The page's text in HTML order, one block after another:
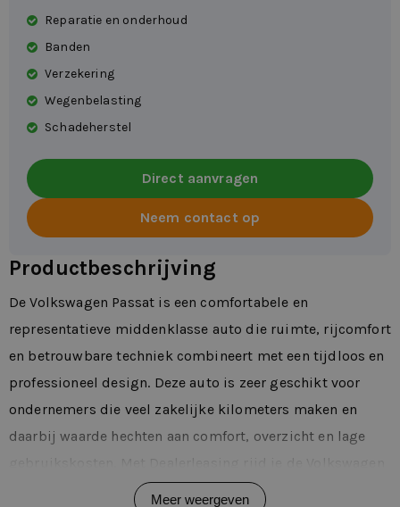
Reparatie en onderhoud
Banden
Verzekering
Wegenbelasting
Schadeherstel
Direct aanvragen
Neem contact op
Productbeschrijving
De Volkswagen Passat is een comfortabele en
representatieve middenklasse auto die ruimte, rijcomfort
en betrouwbare techniek combineert met een tijdloos en
professioneel design. Deze auto is zeer geschikt voor
ondernemers die veel zakelijke kilometers maken en
daarbij waarde hechten aan comfort, overzicht en lage
Passat flexibel, zonder langdurige verplichtingen en met
Meer weergeven